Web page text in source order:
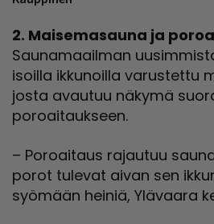
2. Maisemasauna ja
Saunamaailman
isoilla ikkunoilla varustettu
josta avautuu näkymä
poroaitaukseen.
– Poroaitaus rajautuu
porot tulevat aivan sen
syömään heiniä, Ylävaara